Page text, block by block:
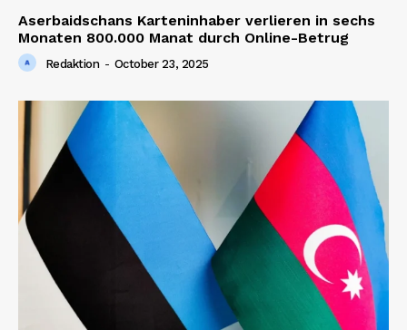
Aserbaidschans Karteninhaber verlieren in sechs
Monaten 800.000 Manat durch Online-Betrug
Redaktion - October 23, 2025